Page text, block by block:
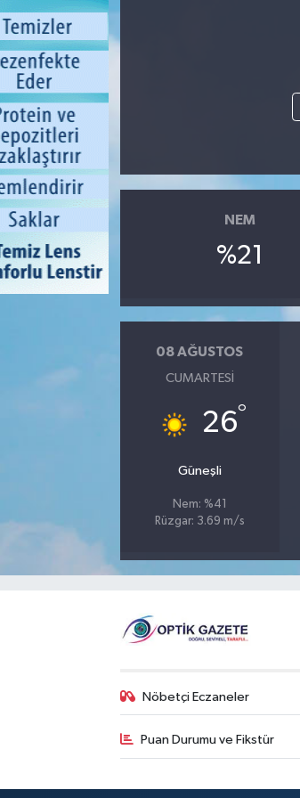
NEM
%21
08 AĞUSTOS
CUMARTESI
26°
Güneşli
Nem: %41
Rüzgar: 3.69 m/s
Nöbetçi Eczaneler
Puan Durumu ve Fikstür